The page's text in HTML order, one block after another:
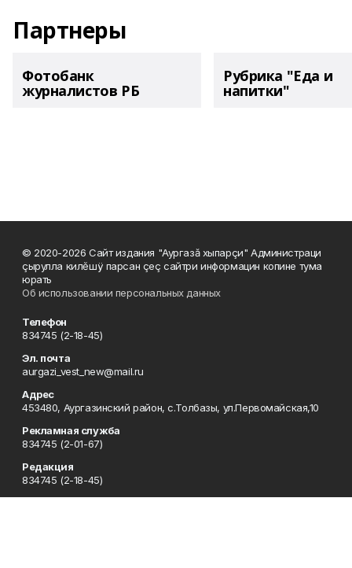
Партнеры
Фотобанк
журналистов РБ
Рубрика "Еда и
напитки"
© 2020-2026 Сайт издания "Аургазă хыпарçи" Администраци
çырулла килĕшÿ парсан çеç сайтри информацин копине тума
юрать
Об использовании персональных данных
Телефон
834745 (2-18-45)
Эл. почта
aurgazi_vest_new@mail.ru
Адрес
453480, Аургазинский район, с.Толбазы, ул.Первомайская,10
Рекламная служба
834745 (2-01-67)
Редакция
834745 (2-18-45)